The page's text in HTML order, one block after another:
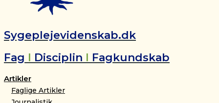
Sygeplejevidenskab.dk
Fag I Disciplin I Fagkundskab
Artikler
Faglige Artikler